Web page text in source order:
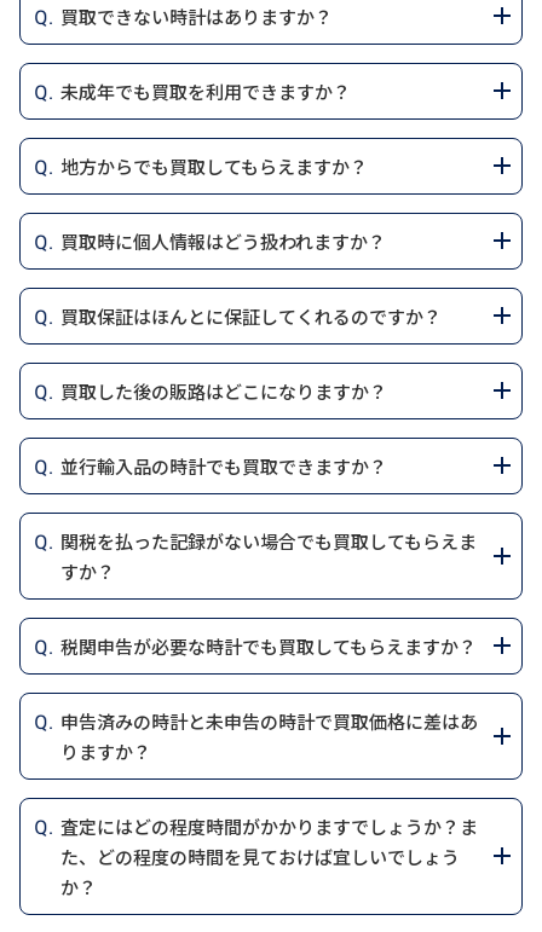
をお選びいただけます。それぞれのメリットを詳しく
ご案内しますので、ご都合に合わせてお選びくださ
い。
3.専門スタッフによる査定
時計の状態や付属品を専門のスタッフが細かく確認
し、正確な査定額を算出します。査定は無料で、金額に
ご納得いただけない場合はキャンセルも可能です。
4.買取金額の提示
査定結果とともに、最終的な買取金額を提示します。
金額にご納得いただけた場合、その場で契約に進みま
5.お支払い
店舗での買取の場合は即日現金でのお支払いが可能で
す。出張買取や宅配買取をご利用の場合は、通常1～3
買取の全てのプロセスでお客様の安心を第一に考え、
丁寧に対応しています。まずはLINE査定やお電話でお
気軽にお問い合わせください。
また、査定はすべて無料で、金額にご納得いただけない
ません。不安な点やご質問があれば、査定前でもお気
軽にお問い合わせください。どのようなご状況でも、
安心してご利用いただける体制を整えています。
- 運転免許証
- 個人番号カード（マイナンバーカード）
- 住民基本台帳カード（顔写真付き）
- 特別永住者証明書
✔ 顔写真のない身分証明書（補助書類が必要）
- 健康保険証（単体では不可）
- 住民票（発行から3か月以内の原本）
行3か月以内、未払いでも可）
✔ パスポートの取り扱いについて
- 2020年2月3日以前に発行されたものは、最終ページ
に住所が記載されていれば身分証明書として使用可
能。
- 2020年2月4日以降に発行されたものは住所記載がな
いため、公共料金の領収書や住民票などの補助書類が
必要。
以下の付属品が揃っていると、時計の信頼性が向上し、
査定額にプラスされる可能性が高くなります。
✔ 購入時の付属品
- ギャランティカード（保証書）（正規品であることを
- 純正ボックス（再販時の評価が向上）
- コマ（ブレスレットの予備部品）（サイズ調整が可能
なため査定額アップ）
1. 本人確認書類として有効なもの
✔ 顔写真付きの本人確認書類（いずれか1点）
- 運転免許証
- 個人番号カード（マイナンバーカード）
- 住民基本台帳カード（住基カード・顔写真付き）
類）
- 健康保険証
- 補助書類として、発行から3ヶ月以内の以下のいずれ
かが必要
未払いでも可）
- 住民票
2. パスポートの取り扱いについて
✔ 2020年2月3日以前に発行されたパスポート
- 身分証明書として利用可能
- 住所記載欄（最終ページ）に正確な住所と電話番号が
記入されていることが条件
- 住所記載がないため、身分証明書として認められませ
- 補助書類（公共料金領収書または住民票）を併せて提
出する必要があります
3. 在留カードの取り扱いについて
✔ 在留カードは、消費税法改正（2021年10月1日）に
価値が高い以下の4大ブランドを専門に買取していま
す。
・オーデマ ピゲ（Audemars Piguet）
独創的なデザインと精密な機械式ムーブメントで知ら
れるスイスの老舗ブランドです。「ロイヤルオーク」
や「ロイヤルオーク オフショア」など、特に人気のモ
デルは高価買取が期待できます。
世界中で人気の高いブランドで、耐久性と信頼性の高
さが特徴です。「デイトジャスト」「デイトナ」「サブ
マリーナー」「GMTマスター」などのスポーツモデル
は、特に高いリセールバリューを誇ります。
・リシャールミル（Richard Mille）
革新的なデザインと最先端技術で知られるブランドで
す。アスリートやセレブリティにも愛される「RMシリ
ーズ」は、中古市場でも希少価値が高く、査定額が大
きく跳ね上がることがあります。
・パテック フィリップ（Patek Philippe）
世界三大時計ブランドの一つで、歴史的価値と職人技
が凝縮されたブランドです。「ノーチラス」や「アクア
ノート」など、人気モデルは高額査定が可能です。
い、高価買取をお約束します。該当ブランドの時計を
お持ちの方は、LINE査定やお電話でお気軽にご相談く
ださい。
買取できない時計はありますか？
アジアウォッチトレードでは、以下のような時計は買
取をお断りさせていただく場合があります。
1. 4大ブランド以外の時計
アジアウォッチトレードでは、オーデマ ピゲ、ロレッ
クス、リシャールミル、パテックフィリップの4大ブラ
ンドに特化した買取を行っております。それ以外のブラ
ンドはお受けしておりません。
2. 偽物や改造品
（カスタム）された時計は、買取対象外となります。
3. 盗難品や所有権が不明な時計
法律に基づき、盗難品や所有権が確認できない時計は
買取できません。身分証明書や付属品をご提示いただ
ければ問題なく対応できます。
4. 著しく損傷した時計
動作不良や傷がある時計も査定可能ですが、著しく損
傷している場合や修復が不可能な場合は、買取をお断
5. 状態確認が不可能な時計
真贋判定や状態確認が困難な場合も、買取をお断りす
る場合がございます。
これらの条件に該当しない時計であれば、査定や買取
が可能です。ご不明な点がございましたら、LINE査定
やお電話でお気軽にお問い合わせください。
未成年でも買取を利用できますか？
アジアウォッチトレードでは、未成年の方からの時計
買取はお受けしておりません。
買取を行う際は、法律に基づき、成年（18歳以上）の
方がご本人様名義で手続きいただく必要があります。
また、買取時には身分証明書（運転免許証、パスポー
トなど）の提示が必須となりますので、未成年の方が
直接お取引いただくことはできません。
ただし、保護者の方が代理で手続きされる場合や、名
能です。詳細については、お電話や公式LINEでお気軽
にご相談ください。
地方からでも買取してもらえますか？
はい、アジアウォッチトレードでは全国対応の宅配買
取サービスを提供しております。地方にお住まいの方
でも、安心してご利用いただけます。
宅配買取をご希望の場合、まずはLINE査定またはお電
話でお問い合わせください。時計のブランド、モデ
ル、状態、付属品についてお伺いし、概算の買取金額
をお知らせいたします。その後、宅配キットを無料で
お届けしますので、時計を梱包して返送いただくだけ
で査定が完了します。
返送料や査定料は一切かかりません。査定結果にご納
得いただけない場合でも、キャンセル料なしでご返送
いたします。お住まいの地域に関係なく、高価買取を
お約束しますので、ぜひご利用ください。
買取時に個人情報はどう扱われますか？
アジアウォッチトレードでは、お客様の個人情報を適
切かつ厳重に管理し、法律や規定に基づいて取り扱っ
ています。
時計買取時にお預かりする個人情報（例: 身分証明書の
コピー）は、以下の目的で使用いたします：
・買取取引のご本人確認
・古物営業法に基づく記録管理
・万が一のトラブル対応や問い合わせへの対応
切ございません。また、個人情報の保管期間は、法令
で定められた期間を遵守した上で、適切に管理し、そ
の後は安全に廃棄いたします。
当社は、お客様が安心して取引できる環境づくりを最
優先に考えています。個人情報の取り扱いに関してご不
明点があれば、お気軽にお問い合わせください。
買取保証はほんとに保証してくれるのですか？
はい、アジアウォッチトレードでは、買取保証対象の
時計について、保証金額以上での買取をお約束してい
ます。ただし、保証の適用にはいくつかの条件がござ
います。
たとえば、保証を適用するためには付属品（箱、保証
書、購入時のレシートなど）が揃っている必要がある
場合がございます。また、時計の状態によっては保証金
定時にご確認ください。
買取保証についてご不明な点がある場合は、LINE査定
やお電話でお気軽にお問い合わせください。専門スタ
ッフが丁寧にご案内いたします。
買取した後の販路はどこになりますか？
アジアウォッチトレードでは、ロレックスやパテック
フィリップに関して、日本国内および海外の販路を活
用しております。このように多様な販路を持つことで、
国内外の市場相場に応じた最適な買取価格を実現して
います。
時計の需要が高い販路を選択することで、可能な限り
高価での買取が可能です。お客様のニーズや時計の特性
任せください。
並行輸入品の時計でも買取できますか？
はい、アジアウォッチトレードでは、並行輸入品の時
計も問題なく買取可能です。
ることがあります：
1.付属品の有無
どの付属品が揃っている場合、査定額が上がる可能性
2.正規品との違い
並行輸入品は、国内正規品と比較すると再販市場での
需要が異なる場合があり、これが買取価格に影響する
場合があります。ただし、人気モデルや高需要の時計
関税を払った記録がない場合でも買取してもらえま
すか？
日本国内に持ち込んだ時計について、適切な関税手続
きが行われていることが法的に求められます。以下を確
認してください。
1. 関税の支払いと法的義務
海外で購入した時計を日本に持ち込む際、10万円を超
える品物には関税や消費税が課されます。これを適切
に申告しなかった場合、関税法違反となる可能性があ
ります。罰則として、5年以下の懲役または1,000万円
以下の罰金が科せられることがあります。
税関申告が必要な時計でも買取してもらえますか？
はい、税関申告が必要な時計でも、適切な申告手続き
が行われていれば買取可能です。ただし、以下の点を確
認してください。
1. 税関申告のルール
・海外で購入した時計を日本に持ち込む際、購入価格
が10万円を超える商品には関税および消費税が課さ
申告済みの時計と未申告の時計で買取価格に差はあ
りますか？
はい、申告済みの時計と未申告の時計では、適切な税
関手続きが行われているかどうかによって買取の対応や
価格に影響が出る可能性があります。
1. 申告済みの時計について
査定にはどの程度時間がかかりますでしょうか？ま
た、どの程度の時間を見ておけば宜しいでしょう
か？